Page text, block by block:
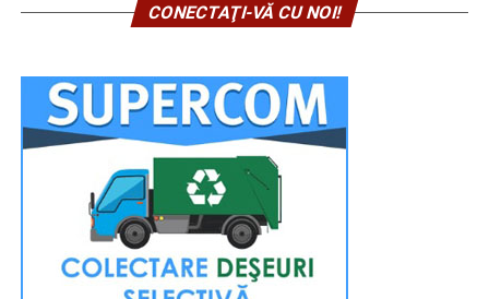
CONECTAŢI-VĂ CU NOI!